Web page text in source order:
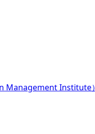
Management Institute）